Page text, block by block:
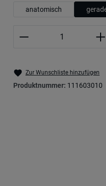
anatomisch
Produkt Anzahl:
Zur Wunschliste hinzufügen
Produktnummer: 111603010